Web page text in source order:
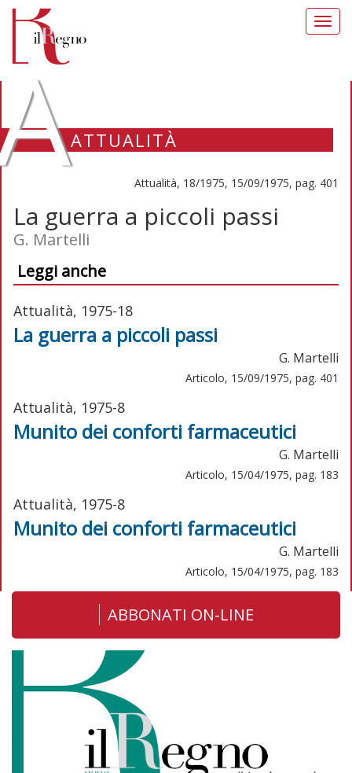
ATTUALITÀ
Attualità, 18/1975, 15/09/1975, pag. 401
La guerra a piccoli passi
G. Martelli
Leggi anche
Attualità, 1975-18
La guerra a piccoli passi
G. Martelli
Articolo, 15/09/1975, pag. 401
Attualità, 1975-8
Munito dei conforti farmaceutici
G. Martelli
Articolo, 15/04/1975, pag. 183
Attualità, 1975-8
Munito dei conforti farmaceutici
G. Martelli
Articolo, 15/04/1975, pag. 183
ABBONATI ON-LINE